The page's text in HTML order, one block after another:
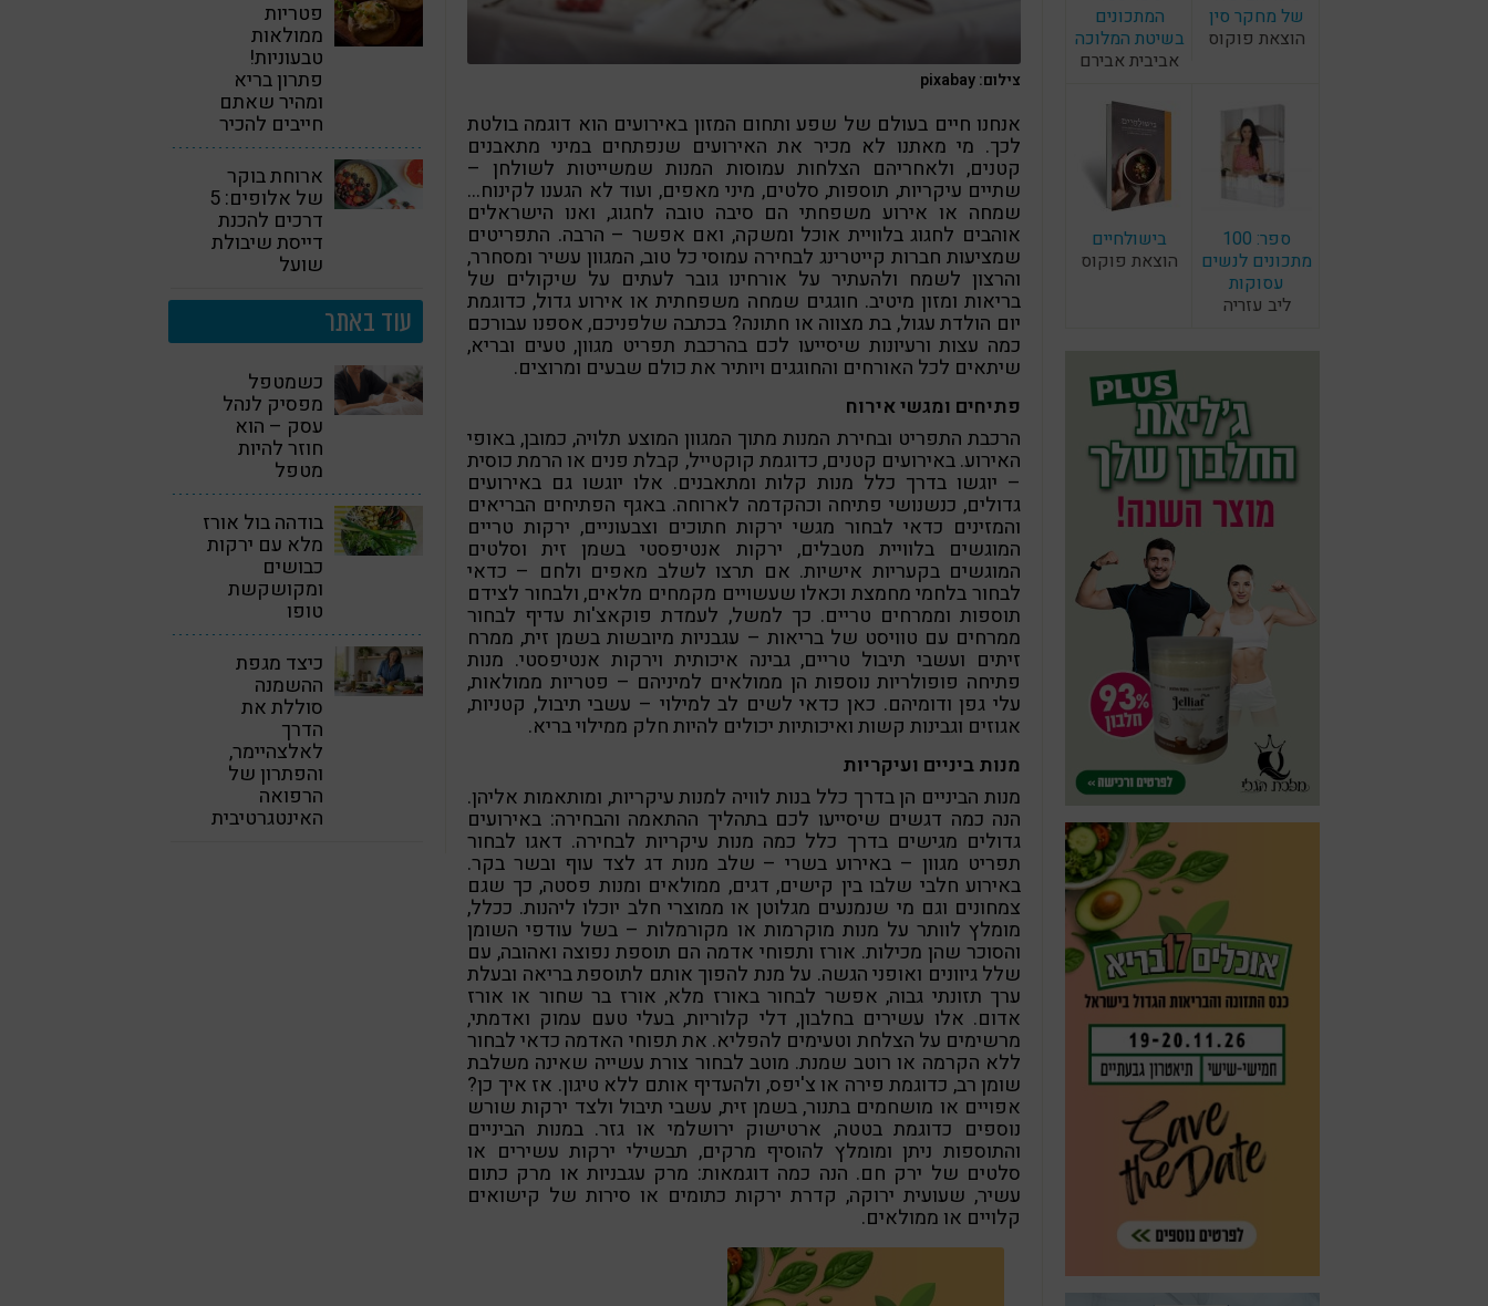
של מחקר סין
הוצאת פוקוס
המתכונים
בשיטת המלוכה
אביבית אבירם
ספר: 100
מתכונים לנשים
עסוקות
ליב עזריה
בישולחיים
הוצאת פוקוס
צילום: pixabay
אנחנו חיים בעולם של שפע ותחום המזון באירועים הוא דוגמה בולטת
לכך. מי מאתנו לא מכיר את האירועים שנפתחים במיני מתאבנים
קטנים, ולאחריהם הצלחות עמוסות המנות שמשייטות לשולחן –
שתיים עיקריות, תוספות, סלטים, מיני מאפים, ועוד לא הגענו לקינוח…
שמחה או אירוע משפחתי הם סיבה טובה לחגוג, ואנו הישראלים
אוהבים לחגוג בלוויית אוכל ומשקה, ואם אפשר – הרבה. התפריטים
שמציעות חברות קייטרינג לבחירה עמוסי כל טוב, המגוון עשיר ומסחרר,
והרצון לשמח ולהעתיר על אורחינו גובר לעתים על שיקולים של
בריאות ומזון מיטיב. חוגגים שמחה משפחתית או אירוע גדול, כדוגמת
יום הולדת עגול, בת מצווה או חתונה? בכתבה שלפניכם, אספנו עבורכם
כמה עצות ורעיונות שיסייעו לכם בהרכבת תפריט מגוון, טעים ובריא,
שיתאים לכל האורחים והחוגגים ויותיר את כולם שבעים ומרוצים.
פתיחים ומגשי אירוח
הרכבת התפריט ובחירת המנות מתוך המגוון המוצע תלויה, כמובן, באופי
האירוע. באירועים קטנים, כדוגמת קוקטייל, קבלת פנים או הרמת כוסית
– יוגשו בדרך כלל מנות קלות ומתאבנים. אלו יוגשו גם באירועים
גדולים, כנשנושי פתיחה וכהקדמה לארוחה. באגף הפתיחים הבריאים
והמזינים כדאי לבחור מגשי ירקות חתוכים וצבעוניים, ירקות טריים
המוגשים בלוויית מטבלים, ירקות אנטיפסטי בשמן זית וסלטים
המוגשים בקעריות אישיות. אם תרצו לשלב מאפים ולחם – כדאי
לבחור בלחמי מחמצת וכאלו שעשויים מקמחים מלאים, ולבחור לצידם
תוספות וממרחים טריים. כך למשל, לעמדת פוקאצ'ות עדיף לבחור
ממרחים עם טוויסט של בריאות – עגבניות מיובשות בשמן זית, ממרח
זיתים ועשבי תיבול טריים, גבינה איכותית וירקות אנטיפסטי. מנות
פתיחה פופולריות נוספות הן ממולאים למיניהם – פטריות ממולאות,
עלי גפן ודומיהם. כאן כדאי לשים לב למילוי – עשבי תיבול, קטניות,
אגוזים וגבינות קשות ואיכותיות יכולים להיות חלק ממילוי בריא.
מנות ביניים ועיקריות
מנות הביניים הן בדרך כלל בנות לוויה למנות עיקריות, ומותאמות אליהן.
הנה כמה דגשים שיסייעו לכם בתהליך ההתאמה והבחירה: באירועים
גדולים מגישים בדרך כלל כמה מנות עיקריות לבחירה. דאגו לבחור
תפריט מגוון – באירוע בשרי – שלב מנות דג לצד עוף ובשר בקר.
באירוע חלבי שלבו בין קישים, דגים, ממולאים ומנות פסטה, כך שגם
צמחונים וגם מי שנמנעים מגלוטן או ממוצרי חלב יוכלו ליהנות. ככלל,
מומלץ לוותר על מנות מוקרמות או מקורמלות – בשל עודפי השומן
והסוכר שהן מכילות. אורז ותפוחי אדמה הם תוספת נפוצה ואהובה, עם
שלל גיוונים ואופני הגשה. על מנת להפוך אותם לתוספת בריאה ובעלת
ערך תזונתי גבוה, אפשר לבחור באורז מלא, אורז בר שחור או אורז
אדום. אלו עשירים בחלבון, דלי קלוריות, בעלי טעם עמוק ואדמתי,
מרשימים על הצלחת וטעימים להפליא. את תפוחי האדמה כדאי לבחור
ללא הקרמה או רוטב שמנת. מוטב לבחור צורת עשייה שאינה משלבת
שומן רב, כדוגמת פירה או צ'יפס, ולהעדיף אותם ללא טיגון. אז איך כן?
אפויים או מושחמים בתנור, בשמן זית, עשבי תיבול ולצד ירקות שורש
נוספים כדוגמת בטטה, ארטישוק ירושלמי או גזר. במנות הביניים
והתוספות ניתן ומומלץ להוסיף מרקים, תבשילי ירקות עשירים או
סלטים של ירק חם. הנה כמה דוגמאות: מרק עגבניות או מרק כתום
עשיר, שעועית ירוקה, קדרת ירקות כתומים או סירות של קישואים
קלויים או ממולאים.
פטריות
ממולאות
טבעוניות!
פתרון בריא
ומהיר שאתם
חייבים להכיר
ארוחת בוקר
של אלופים: 5
דרכים להכנת
דייסת שיבולת
שועל
עוד באתר
כשמטפל
מפסיק לנהל
עסק – הוא
חוזר להיות
מטפל
בודהה בול אורז
מלא עם ירקות
כבושים
ומקושקשת
טופו
כיצד מגפת
ההשמנה
סוללת את
הדרך
לאלצהיימר,
והפתרון של
הרפואה
האינטגרטיבית